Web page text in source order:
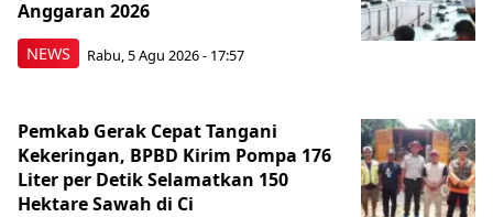
NEWS
Anggaran 2026
Rabu, 5 Agu 2026 - 17:57
Pemkab Gerak Cepat Tangani
Kekeringan, BPBD Kirim Pompa 176
Liter per Detik Selamatkan 150
Hektare Sawah di Ci